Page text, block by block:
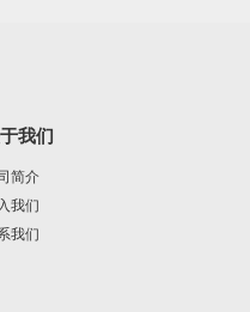
我们
简介
我们
我们